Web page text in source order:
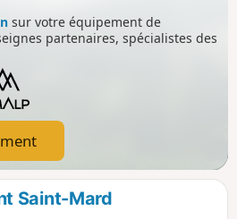
sur votre équipement de
partenaires, spécialistes des
Saint-Mard